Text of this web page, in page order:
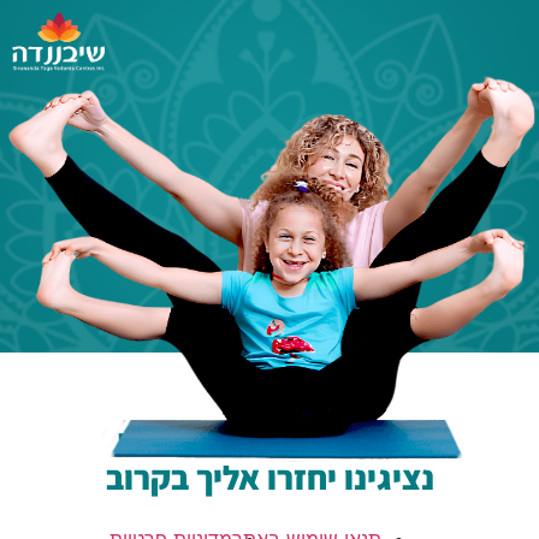
תודה שהשארת פרטים!
נציגינו יחזרו אליך בקרוב